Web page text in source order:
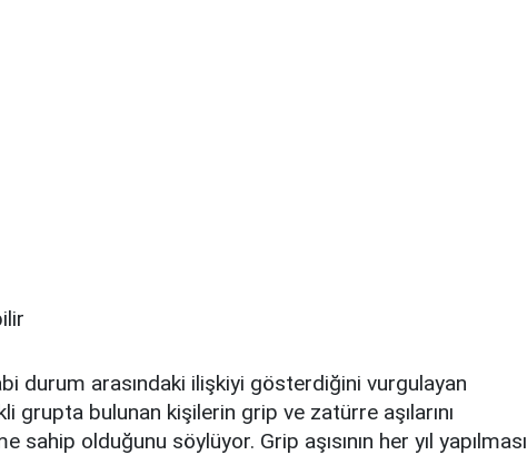
durum arasındaki ilişkiyi gösterdiğini vurgulayan
grupta bulunan kişilerin grip ve zatürre aşılarını
sahip olduğunu söylüyor. Grip aşısının her yıl yapılması